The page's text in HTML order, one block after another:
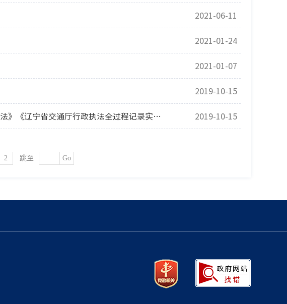
2021-06-11
2021-01-24
2021-01-07
2019-10-15
辽宁省交通运输厅关于印发《辽宁省交通运输行政执法公示办法》《辽宁省交通厅行政执法全过程记录实施办法》《辽宁省交通运输重大行政执法决定法制审核办法》的通知 2019-10-15
2 Go
跳至